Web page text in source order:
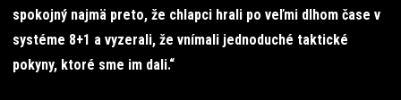
spokojný najmä preto, že chlapci hrali po veľmi dlhom čase v
systéme 8+1 a vyzerali, že vnímali jednoduché taktické
pokyny, ktoré sme im dali.“